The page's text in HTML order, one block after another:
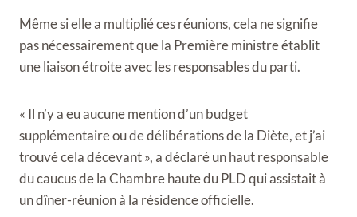
Même si elle a multiplié ces réunions, cela ne signifie
pas nécessairement que la Première ministre établit
une liaison étroite avec les responsables du parti.
« Il n’y a eu aucune mention d’un budget
supplémentaire ou de délibérations de la Diète, et j’ai
trouvé cela décevant », a déclaré un haut responsable
du caucus de la Chambre haute du PLD qui assistait à
un dîner-réunion à la résidence officielle.